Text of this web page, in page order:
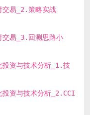
_2.策略实战
回测思路小
技术分析_1.技
技术分析_2.CCI